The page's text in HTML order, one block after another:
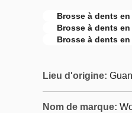
Brosse à dents
Brosse à dents
Brosse à dents
Lieu d'origine:
Nom de marque: